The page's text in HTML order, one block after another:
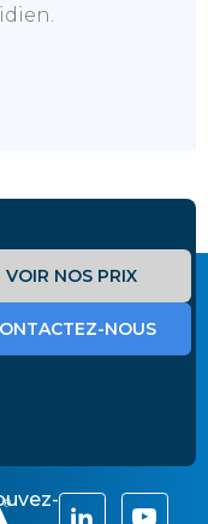
VOIR NOS PRIX
NOUS